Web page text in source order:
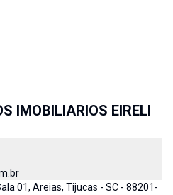
IMOBILIARIOS EIRELI
01, Areias, Tijucas - SC - 88201-